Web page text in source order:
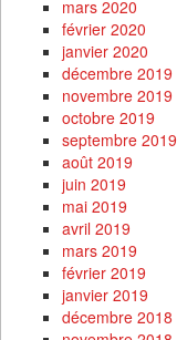
mars 2020
février 2020
janvier 2020
décembre 2019
novembre 2019
octobre 2019
septembre 2019
août 2019
juin 2019
mai 2019
avril 2019
mars 2019
février 2019
janvier 2019
décembre 2018